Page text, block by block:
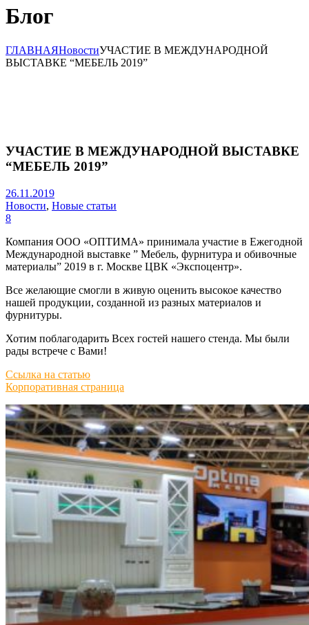
Блог
ГЛАВНАЯНовостиУЧАСТИЕ В МЕЖДУНАРОДНОЙ
ВЫСТАВКЕ “МЕБЕЛЬ 2019”
УЧАСТИЕ В МЕЖДУНАРОДНОЙ ВЫСТАВКЕ
“МЕБЕЛЬ 2019”
26.11.2019
Новости, Новые статьи
8
Компания ООО «ОПТИМА» принимала участие в Ежегодной
Международной выставке ” Мебель, фурнитура и обивочные
материалы” 2019 в г. Москве ЦВК «Экспоцентр».
Все желающие смогли в живую оценить высокое качество
нашей продукции, созданной из разных материалов и
фурнитуры.
Хотим поблагодарить Всех гостей нашего стенда. Мы были
рады встрече с Вами!
Ссылка на статью
Корпоративная страница